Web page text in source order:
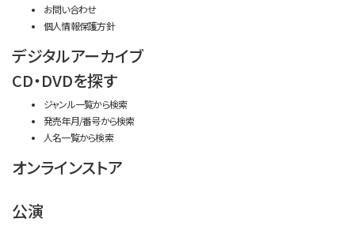
お問い合わせ
個人情報保護方針
デジタルアーカイブ
CD・DVDを探す
ジャンル一覧から検索
発売年月/番号から検索
人名一覧から検索
オンラインストア
公演